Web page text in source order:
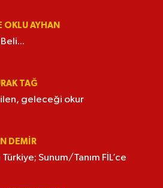
OKLU AYHAN
TAĞ
geleceği okur
DEMİR
Türkiye; Sunum/Tanım FİL’ce